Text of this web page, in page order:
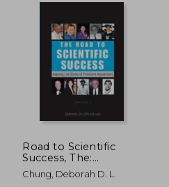
Road to Scientific
Success, The:
Inspiring Life Stories
of Prominent
Chung, Deborah D. L.